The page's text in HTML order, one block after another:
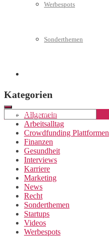
Werbespots
Sonderthemen
Kategorien
Allgemein
Arbeitsalltag
Crowdfunding Plattformen
Finanzen
Gesundheit
Interviews
Karriere
Marketing
News
Recht
Sonderthemen
Startups
Videos
Werbespots